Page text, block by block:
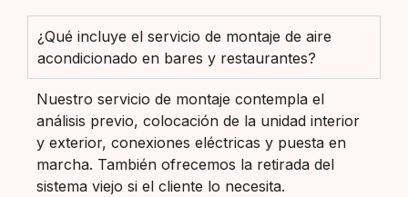
¿Qué incluye el servicio de montaje de aire
acondicionado en bares y restaurantes?
Nuestro servicio de montaje contempla el
análisis previo, colocación de la unidad interior
y exterior, conexiones eléctricas y puesta en
marcha. También ofrecemos la retirada del
sistema viejo si el cliente lo necesita.